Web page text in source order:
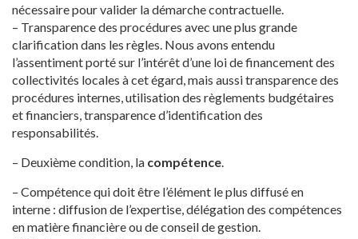
nécessaire pour valider la démarche contractuelle.
– Transparence des procédures avec une plus grande
clarification dans les règles. Nous avons entendu
l’assentiment porté sur l’intérêt d’une loi de financement des
collectivités locales à cet égard, mais aussi transparence des
procédures internes, utilisation des règlements budgétaires
et financiers, transparence d’identification des
responsabilités.
– Deuxième condition, la compétence.
– Compétence qui doit être l’élément le plus diffusé en
interne : diffusion de l’expertise, délégation des compétences
en matière financière ou de conseil de gestion.